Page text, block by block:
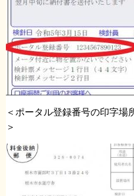
＜ポータル登録番号の印字場
＞